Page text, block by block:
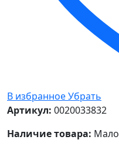
В избранноеУбрать
Артикул: 0020033832
Наличие товара: Мало